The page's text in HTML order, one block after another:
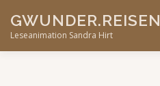
content
GWUNDER.REISEN
Leseanimation Sandra Hirt